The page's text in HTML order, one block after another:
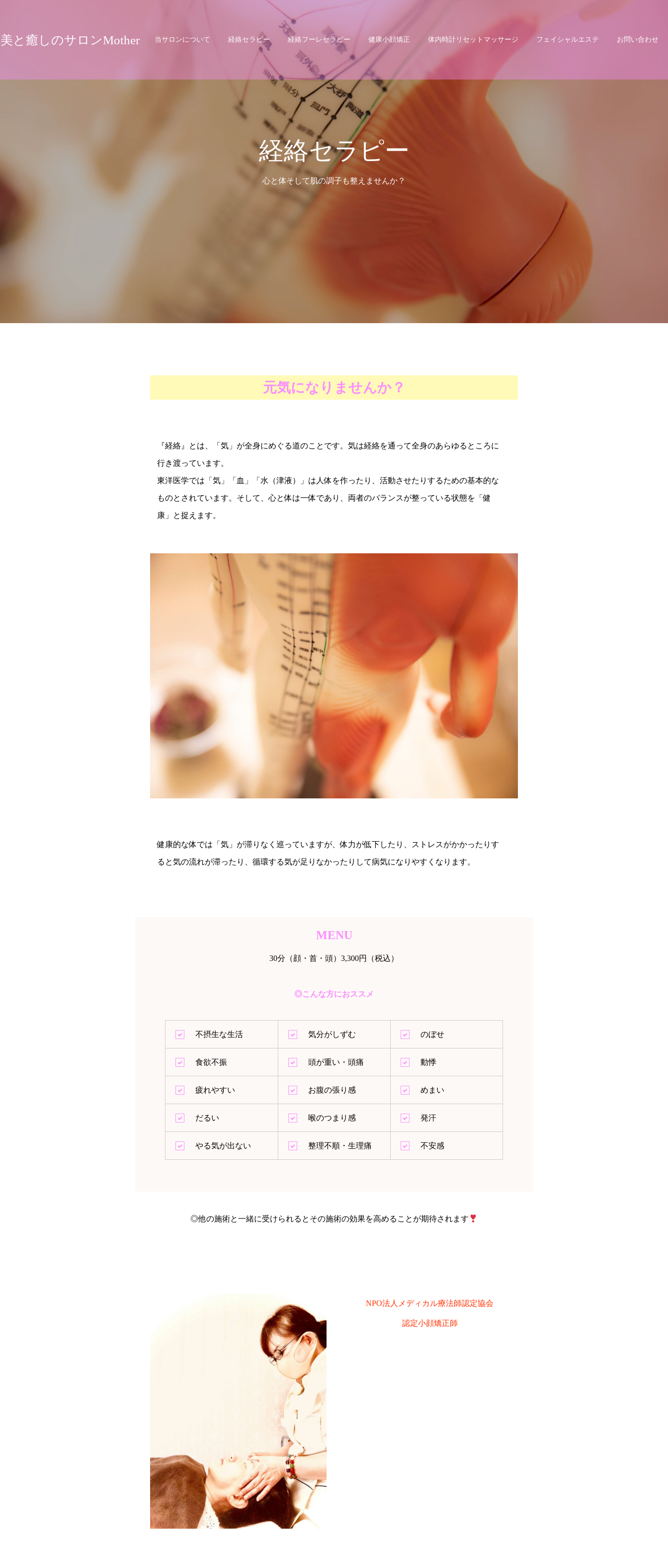
美と癒しのサロンMother 当サロンについて 経絡セラピー 経絡フーレセラピー 健康小顔矯正 体内時計リセットマッサージ フェイシャルエステ お問い合わせ
経絡セラピー
心と体そして肌の調子も整えませんか？
元気になりませんか？
『経絡』とは、「気」が全身にめぐる道のことです。気は経絡を通って全身のあらゆるところに
行き渡っています。
東洋医学では「気」「血」「水（津液）」は人体を作ったり、活動させたりするための基本的な
ものとされています。そして、心と体は一体であり、両者のバランスが整っている状態を「健
康」と捉えます。
健康的な体では「気」が滞りなく巡っていますが、体力が低下したり、ストレスがかかったりす
ると気の流れが滞ったり、循環する気が足りなかったりして病気になりやすくなります。
MENU
30分（顔・首・頭）3,300円（税込）
◎こんな方におススメ
不摂生な生活 気分がしずむ のぼせ
食欲不振 頭が重い・頭痛 動悸
疲れやすい お腹の張り感 めまい
だるい 喉のつまり感 発汗
やる気が出ない 整理不順・生理痛 不安感
◎他の施術と一緒に受けられるとその施術の効果を高めることが期待されます
NPO法人メディカル療法師認定協会
認定小顔矯正師